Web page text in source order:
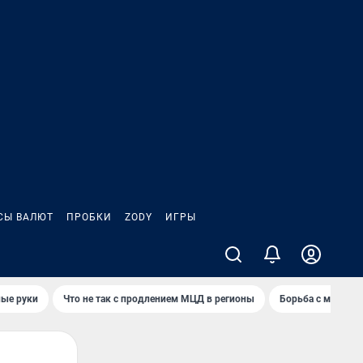
ВАЛЮТ ПРОБКИ ZODY ИГРЫ
руки Что не так с продлением МЦД в регионы Борьба с мэрией